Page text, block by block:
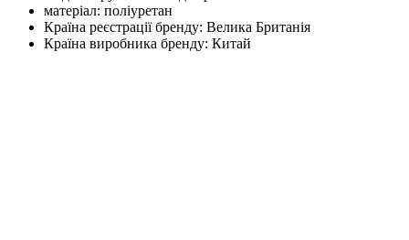
матеріал: поліуретан
Країна реєстрації бренду: Велика Британія
Країна виробника бренду: Китай